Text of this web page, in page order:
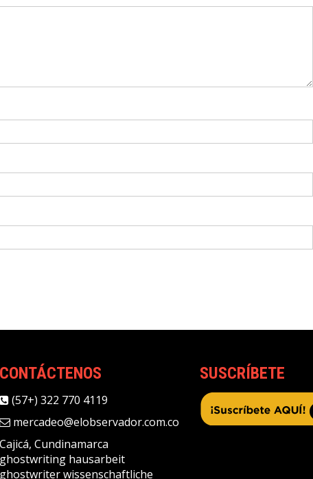
CONTÁCTENOS
(57+) 322 770 4119
mercadeo@elobservador.com.co
Cajicá, Cundinamarca
ghostwriting hausarbeit
ghostwriter wissenschaftliche
SUSCRÍBETE